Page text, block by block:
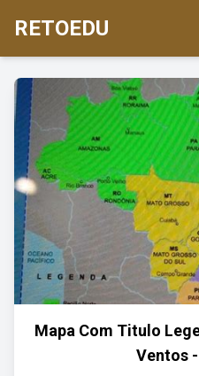
RETOEDU
Mapa Com Titulo
Ventos -